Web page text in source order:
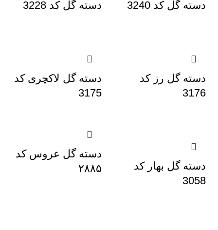
دسته گل کد 3240 دسته گل کد 3228
دسته گل رز کد
3176
دسته گل لاکچری کد
3175
دسته گل بهار کد
3058
دسته گل عروس کد
۲۸۸۵